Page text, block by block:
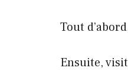
Tout
Ensuite,